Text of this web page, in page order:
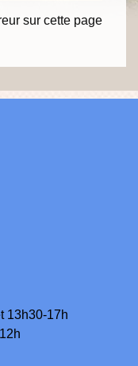
sur cette page
13h30-17h